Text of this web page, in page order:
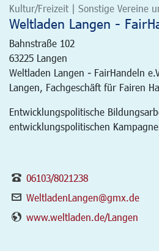
Kultur/Freizeit | Sonstige Vereine
Weltladen Langen -
Bahnstraße 102
63225 Langen
Weltladen Langen - FairHandeln
Langen, Fachgeschäft für Fairen
Entwicklungspolitische
entwicklungspolitischen
06103/8021238
WeltladenLangen@gmx.de
www.weltladen.de/Langen